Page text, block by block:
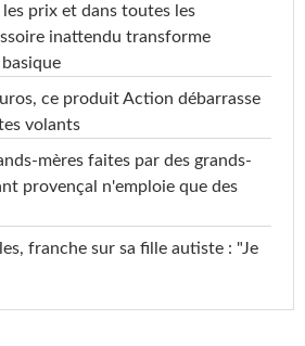
prix et dans toutes les
inattendu transforme
ce produit Action débarrasse
volants
mères faites par des grands-
provençal n'emploie que des
franche sur sa fille autiste : "Je